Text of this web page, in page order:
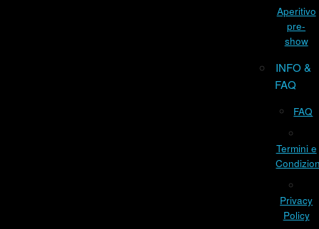
Aperitivo
pre-
show
INFO &
FAQ
FAQ
Termini e
Privacy
Policy